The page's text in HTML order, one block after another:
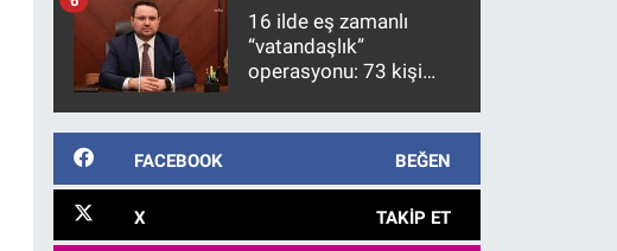
10 yıl sonra yakalandı
16 ilde eş zamanlı
“vatandaşlık”
operasyonu: 73 kişi
FACEBOOK BEĞEN
X TAKIP ET